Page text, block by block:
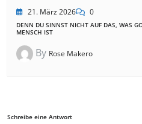
21. März 2026 0
DENN DU SINNST NICHT AUF DAS, WAS
MENSCH IST
By Rose Makero
Schreibe eine Antwort